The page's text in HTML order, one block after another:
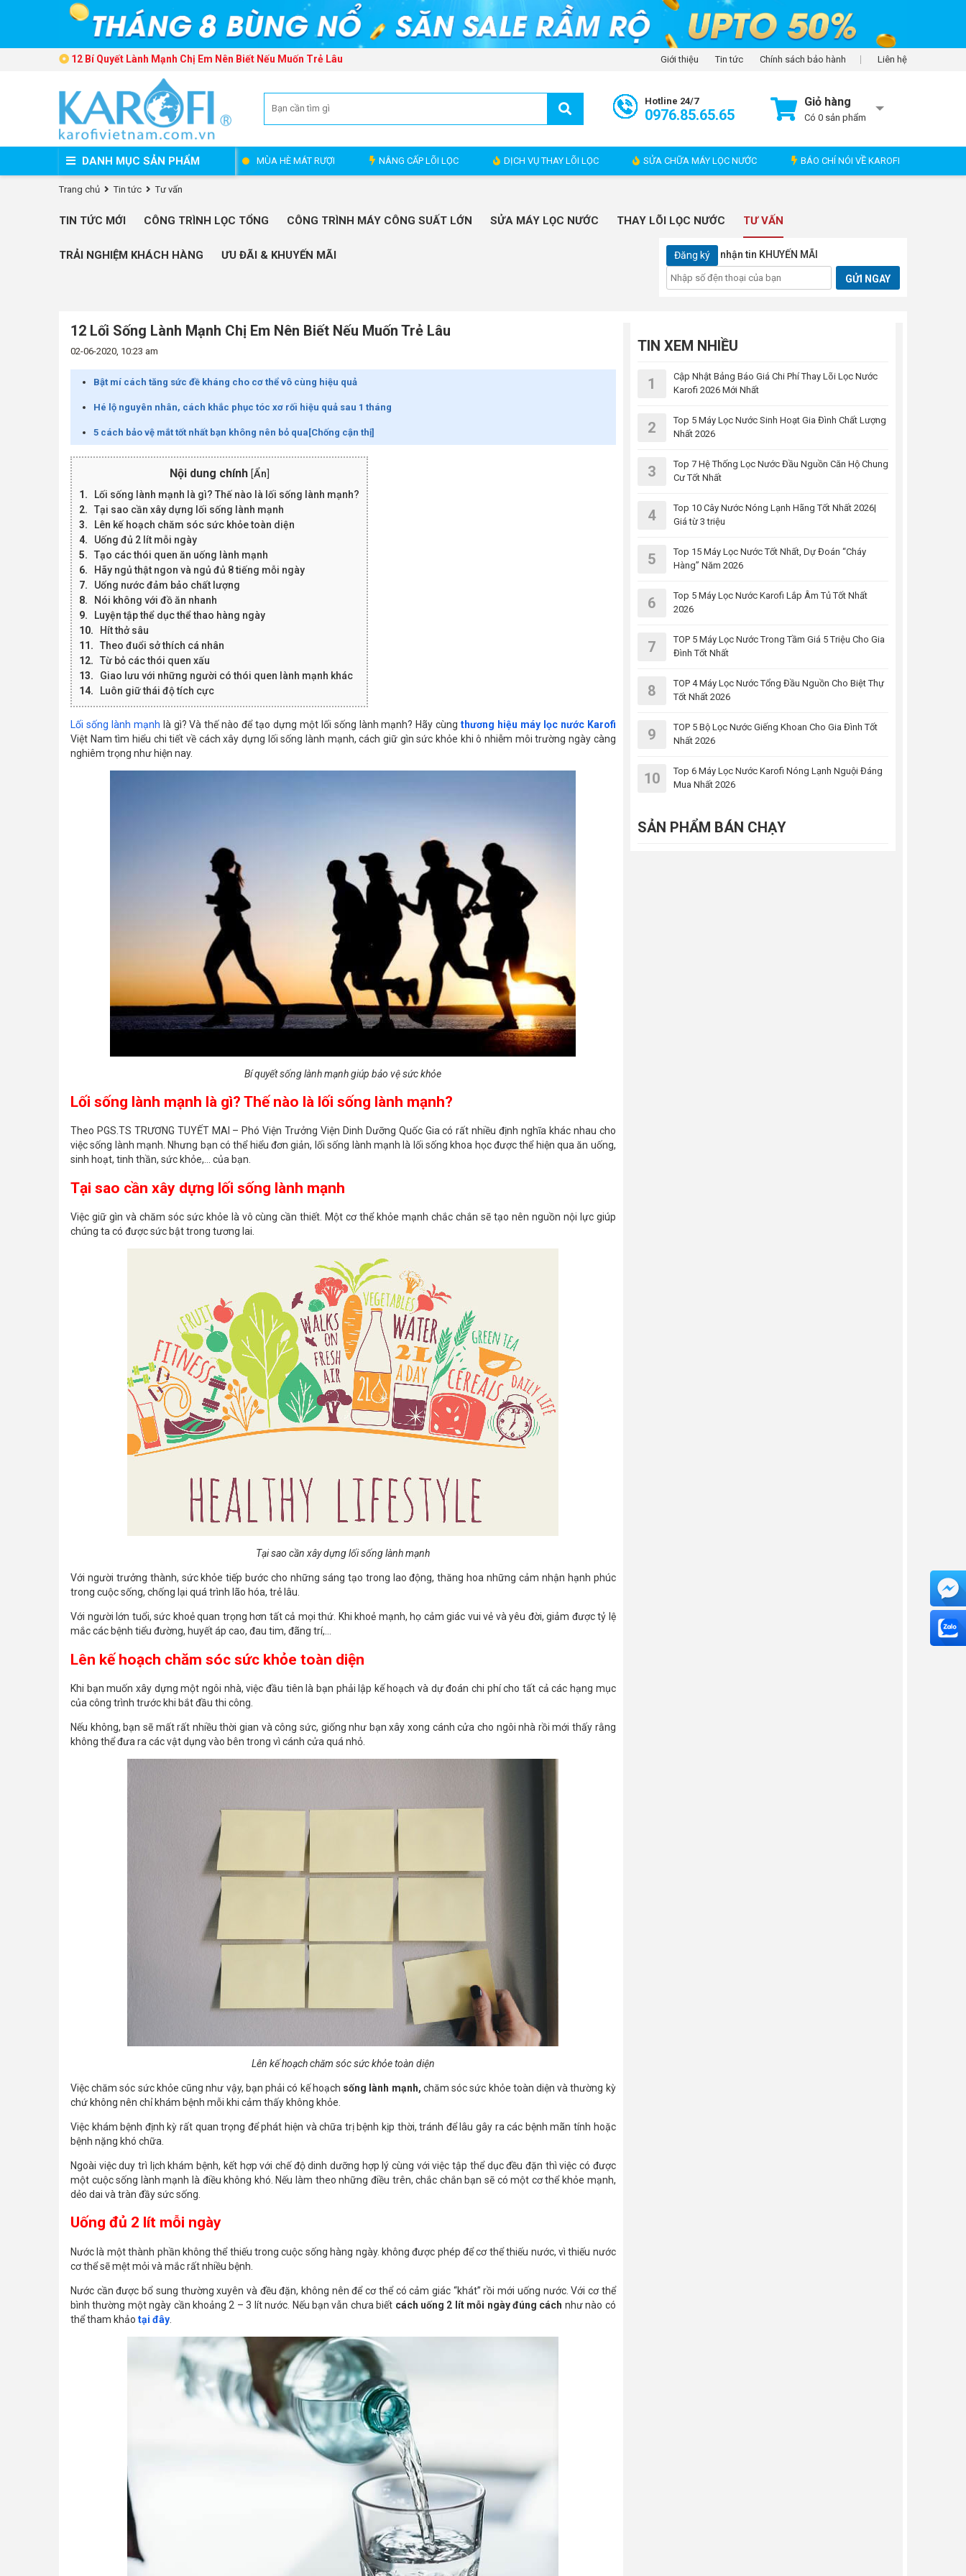
Giới thiệu Tin tức Chính sách bảo hành Liên hệ
12 Bí Quyết Lành Mạnh Chị Em Nên Biết Nếu Muốn Trẻ Lâu
Hotline 24/7
0976.85.65.65
Giỏ hàng
Có 0 sản phẩm
DANH MỤC SẢN PHẨM MÙA HÈ MÁT RƯỢI NÂNG CẤP LÕI LỌC DỊCH VỤ THAY LÕI LỌC SỬA CHỮA MÁY LỌC NƯỚC BÁO CHÍ NÓI VỀ KAROFI
Trang chủ Tin tức Tư vấn
TIN TỨC MỚI CÔNG TRÌNH LỌC TỔNG CÔNG TRÌNH MÁY CÔNG SUẤT LỚN SỬA MÁY LỌC NƯỚC THAY LÕI LỌC NƯỚC TƯ VẤN
TRẢI NGHIỆM KHÁCH HÀNG ƯU ĐÃI & KHUYẾN MÃI Đăng ký nhận tin KHUYẾN MÃI
GỬI NGAY
12 Lối Sống Lành Mạnh Chị Em Nên Biết Nếu Muốn Trẻ Lâu
02-06-2020, 10:23 am
Bật mí cách tăng sức đề kháng cho cơ thể vô cùng hiệu quả
Hé lộ nguyên nhân, cách khắc phục tóc xơ rối hiệu quả sau 1 tháng
5 cách bảo vệ mắt tốt nhất bạn không nên bỏ qua[Chống cận thị]
Nội dung chính [Ẩn
Lối sống lành mạnh là gì? Thế nào là lối sống lành mạnh?
Tại sao cần xây dựng lối sống lành mạnh
Lên kế hoạch chăm sóc sức khỏe toàn diện
Uống đủ 2 lít mỗi ngày
Tạo các thói quen ăn uống lành mạnh
Hãy ngủ thật ngon và ngủ đủ 8 tiếng mỗi ngày
Uống nước đảm bảo chất lượng
Nói không với đồ ăn nhanh
Luyện tập thể dục thể thao hàng ngày
Hít thở sâu
Theo đuổi sở thích cá nhân
Từ bỏ các thói quen xấu
Giao lưu với những người có thói quen lành mạnh khác
Luôn giữ thái độ tích cực
Lối sống lành mạnh là gì? Và thế nào để tạo dựng một lối sống lành mạnh? Hãy cùngthương hiệu máy lọc nước Karofi
Việt Nam tìm hiểu chi tiết về cách xây dựng lối sống lành mạnh, cách giữ gìn sức khỏe khi ô nhiễm môi trường ngày càng
nghiêm trọng như hiện nay.
Bí quyết sống lành mạnh giúp bảo vệ sức khỏe
Lối sống lành mạnh là gì? Thế nào là lối sống lành mạnh?
Theo PGS.TS TRƯƠNG TUYẾT MAI – Phó Viện Trưởng Viện Dinh Dưỡng Quốc Gia có rất nhiều định nghĩa khác nhau cho
việc sống lành mạnh. Nhưng bạn có thể hiểu đơn giản, lối sống lành mạnh là lối sống khoa học được thể hiện qua ăn uống,
sinh hoạt, tinh thần, sức khỏe,... của bạn.
Tại sao cần xây dựng lối sống lành mạnh
Việc giữ gìn và chăm sóc sức khỏe là vô cùng cần thiết. Một cơ thể khỏe mạnh chắc chắn sẽ tạo nên nguồn nội lực giúp
chúng ta có được sức bật trong tương lai.
Tại sao cần xây dựng lối sống lành mạnh
Với người trưởng thành, sức khỏe tiếp bước cho những sáng tạo trong lao động, thăng hoa những cảm nhận hạnh phúc
trong cuộc sống, chống lại quá trình lão hóa, trẻ lâu.
Với người lớn tuổi, sức khoẻ quan trọng hơn tất cả mọi thứ. Khi khoẻ mạnh, họ cảm giác vui vẻ và yêu đời, giảm được tỷ lệ
mắc các bệnh tiểu đường, huyết áp cao, đau tim, đãng trí,...
Lên kế hoạch chăm sóc sức khỏe toàn diện
Khi bạn muốn xây dựng một ngôi nhà, việc đầu tiên là bạn phải lập kế hoạch và dự đoán chi phí cho tất cả các hạng mục
của công trình trước khi bắt đầu thi công.
Nếu không, bạn sẽ mất rất nhiều thời gian và công sức, giống như bạn xây xong cánh cửa cho ngôi nhà rồi mới thấy rằng
không thể đưa ra các vật dụng vào bên trong vì cánh cửa quá nhỏ.
Lên kế hoạch chăm sóc sức khỏe toàn diện
Việc chăm sóc sức khỏe cũng như vậy, bạn phải có kế hoạch sống lành mạnh, chăm sóc sức khỏe toàn diện và thường kỳ
chứ không nên chỉ khám bệnh mỗi khi cảm thấy không khỏe.
Việc khám bệnh định kỳ rất quan trọng để phát hiện và chữa trị bệnh kịp thời, tránh để lâu gây ra các bệnh mãn tính hoặc
bệnh nặng khó chữa.
Ngoài việc duy trì lịch khám bệnh, kết hợp với chế độ dinh dưỡng hợp lý cùng với việc tập thể dục đều đặn thì việc có được
một cuộc sống lành mạnh là điều không khó. Nếu làm theo những điều trên, chắc chắn bạn sẽ có một cơ thể khỏe mạnh,
dẻo dai và tràn đầy sức sống.
Uống đủ 2 lít mỗi ngày
Nước là một thành phần không thể thiếu trong cuộc sống hàng ngày. không được phép để cơ thể thiếu nước, vì thiếu nước
cơ thể sẽ mệt mỏi và mắc rất nhiều bệnh.
Nước cần được bổ sung thường xuyên và đều đặn, không nên để cơ thể có cảm giác “khát” rồi mới uống nước. Với cơ thể
bình thường một ngày cần khoảng 2 – 3 lít nước. Nếu bạn vẫn chưa biết cách uống 2 lít mỗi ngày đúng cách như nào có
thể tham khảo tại đây
TIN XEM NHIỀU
1
Cập Nhật Bảng Báo Giá Chi Phí Thay Lõi Lọc Nước
Karofi 2026 Mới Nhất
2
Top 5 Máy Lọc Nước Sinh Hoạt Gia Đình Chất Lượng
Nhất 2026
3
Top 7 Hệ Thống Lọc Nước Đầu Nguồn Căn Hộ Chung
Cư Tốt Nhất
4
Top 10 Cây Nước Nóng Lạnh Hãng Tốt Nhất 2026|
Giá từ 3 triệu
5
Top 15 Máy Lọc Nước Tốt Nhất, Dự Đoán “Cháy
Hàng” Năm 2026
6
Top 5 Máy Lọc Nước Karofi Lắp Âm Tủ Tốt Nhất
2026
7
TOP 5 Máy Lọc Nước Trong Tầm Giá 5 Triệu Cho Gia
Đình Tốt Nhất
8
TOP 4 Máy Lọc Nước Tổng Đầu Nguồn Cho Biệt Thự
Tốt Nhất 2026
9
TOP 5 Bộ Lọc Nước Giếng Khoan Cho Gia Đình Tốt
Nhất 2026
10
Top 6 Máy Lọc Nước Karofi Nóng Lạnh Nguội Đáng
Mua Nhất 2026
SẢN PHẨM BÁN CHẠY